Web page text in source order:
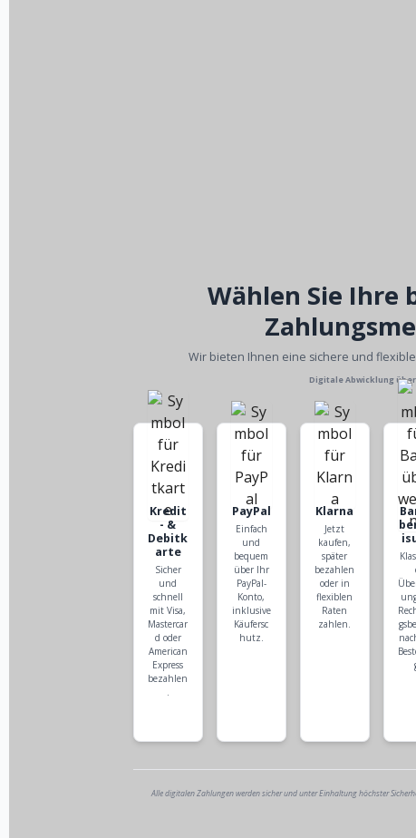
Wählen Sie Ihre
Wir bieten Ihnen eine sichere und
Digitale Abwicklung über
Kredit
- &
Debitk
arte
Sicher
und
schnell
mit Visa,
Mastercar
d oder
American
Express
bezahlen
.
PayPal
Einfach
und
bequem
über Ihr
PayPal-
Konto,
inklusive
Käufersc
hutz.
Klarna
Jetzt
kaufen,
später
bezahlen
oder in
flexiblen
Raten
zahlen.
Alle digitalen Zahlungen werden sicher und unter Einhaltung höchster